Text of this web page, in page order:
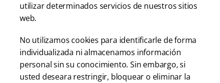
utilizar determinados servicios de nuestros sitios
web.
No utilizamos cookies para identificarle de forma
individualizada ni almacenamos información
personal sin su conocimiento. Sin embargo, si
usted deseara restringir, bloquear o eliminar la